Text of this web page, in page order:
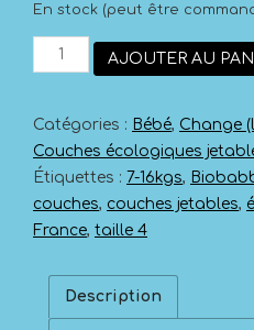
En stock (peut être
quantité
écologiques
7-
16
(Taille
4)
AJOUTER AU
Catégories : Bébé, Change
Couches écologiques
Étiquettes : 7-16kgs,
couches, couches jetables,
France, taille 4
Description